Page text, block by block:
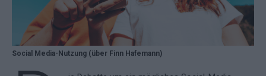
Social Media-Nutzung (über Finn Hafemann)